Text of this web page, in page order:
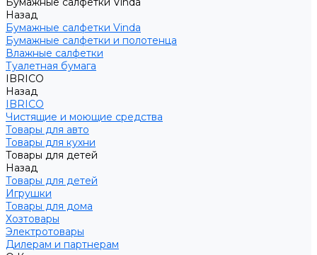
Назад
Бумажные салфетки Vinda
Бумажные салфетки и полотенца
Влажные салфетки
Туалетная бумага
IBRICO
Назад
IBRICO
Чистящие и моющие средства
Товары для авто
Товары для кухни
Товары для детей
Назад
Товары для детей
Игрушки
Товары для дома
Хозтовары
Электротовары
Дилерам и партнерам